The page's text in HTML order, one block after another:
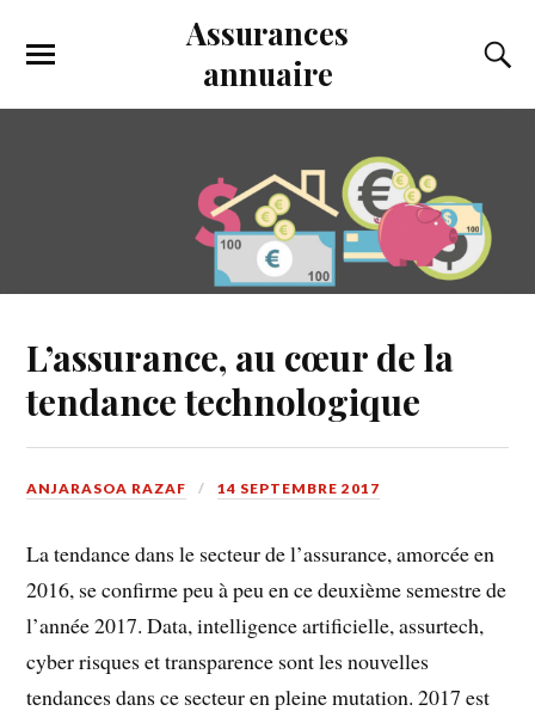
Assurances
annuaire
L’assurance, au cœur de la
tendance technologique
ANJARASOA RAZAF 14 SEPTEMBRE 2017
La tendance dans le secteur de l’assurance, amorcée en
2016, se confirme peu à peu en ce deuxième semestre de
l’année 2017. Data, intelligence artificielle, assurtech,
cyber risques et transparence sont les nouvelles
tendances dans ce secteur en pleine mutation. 2017 est